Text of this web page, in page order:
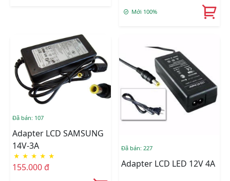
Mới 100%
Đã bán: 107
Adapter LCD SAMSUNG
14V-3A
★ ★ ★ ★ ★
155.000 đ
Đã bán: 227
Adapter LCD LED 12V 4A